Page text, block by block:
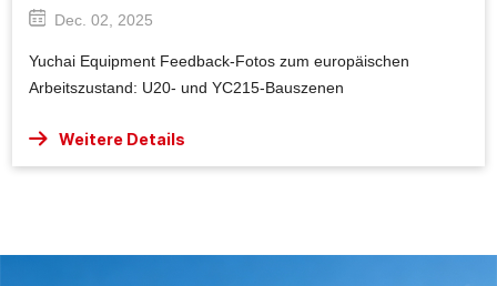
Bauszenen
Dec. 02, 2025
Yuchai Equipment Feedback-Fotos zum europäischen
Arbeitszustand: U20- und YC215-Bauszenen
Weitere Details